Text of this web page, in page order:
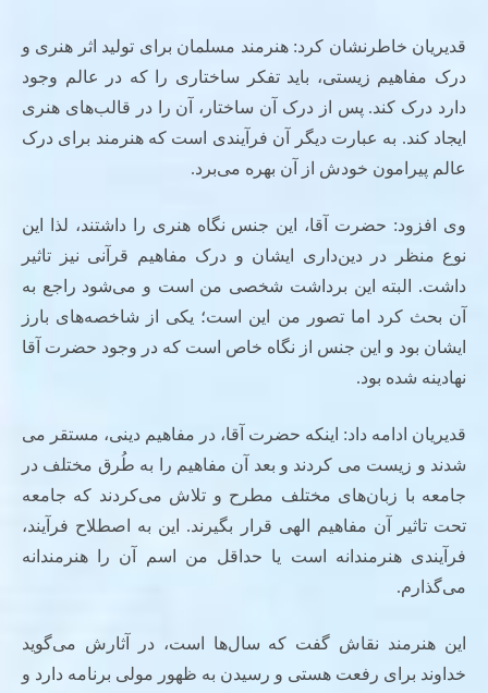
قدیریان خاطرنشان کرد: هنرمند مسلمان برای تولید اثر هنری و
درک مفاهیم زیستی، باید تفکر ساختاری را که در عالم وجود
دارد درک کند. پس از درک آن ساختار، آن را در قالب‌های هنری
ایجاد کند. به عبارت دیگر آن فرآیندی است که هنرمند برای درک
عالم پیرامون خودش از آن بهره می‌برد.
وی افزود: حضرت آقا، این جنس نگاه هنری را داشتند، لذا این
نوع منظر در دین‌داری ایشان و درک مفاهیم قرآنی نیز تاثیر
داشت. البته این برداشت شخصی من است و می‌شود راجع به
آن بحث کرد اما تصور من این است؛ یکی از شاخصه‌های بارز
ایشان بود و این جنس از نگاه خاص است که در وجود حضرت آقا
نهادینه شده بود.
قدیریان ادامه داد: اینکه حضرت آقا، در مفاهیم دینی، مستقر می
شدند و زیست می کردند و بعد آن مفاهیم را به طُرق مختلف در
جامعه با زبان‌های مختلف مطرح و تلاش می‌کردند که جامعه
تحت تاثیر آن مفاهیم الهی قرار بگیرند. این به اصطلاح فرآیند،
فرآیندی هنرمندانه است یا حداقل من اسم آن را هنرمندانه
می‌گذارم.
این هنرمند نقاش گفت که سال‌ها است، در آثارش می‌گوید
خداوند برای رفعت هستی و رسیدن به ظهور مولی برنامه دارد و